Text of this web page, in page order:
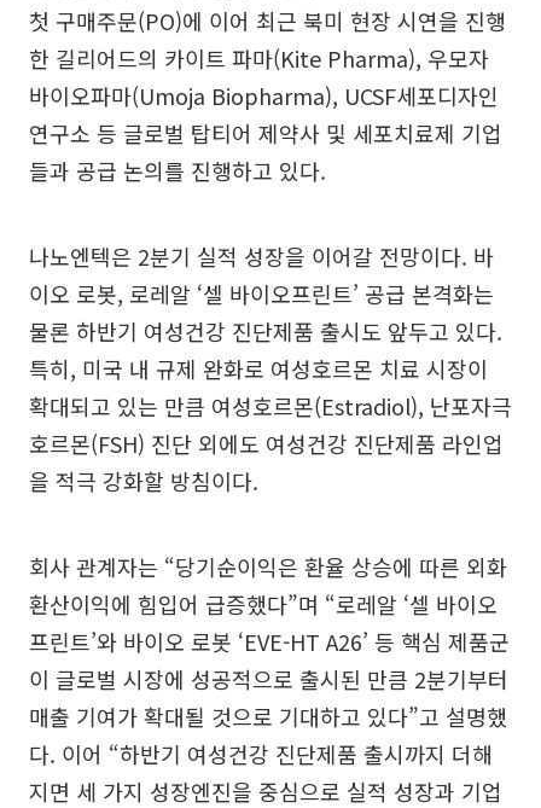
첫 구매주문(PO)에 이어 최근 북미 현장 시연을 진행
한 길리어드의 카이트 파마(Kite Pharma), 우모자
바이오파마(Umoja Biopharma), UCSF세포디자인
연구소 등 글로벌 탑티어 제약사 및 세포치료제 기업
들과 공급 논의를 진행하고 있다.
나노엔텍은 2분기 실적 성장을 이어갈 전망이다. 바
이오 로봇, 로레알 ‘셀 바이오프린트’ 공급 본격화는
물론 하반기 여성건강 진단제품 출시도 앞두고 있다.
특히, 미국 내 규제 완화로 여성호르몬 치료 시장이
확대되고 있는 만큼 여성호르몬(Estradiol), 난포자극
호르몬(FSH) 진단 외에도 여성건강 진단제품 라인업
을 적극 강화할 방침이다.
회사 관계자는 “당기순이익은 환율 상승에 따른 외화
환산이익에 힘입어 급증했다”며 “로레알 ‘셀 바이오
프린트’와 바이오 로봇 ‘EVE-HT A26’ 등 핵심 제품군
이 글로벌 시장에 성공적으로 출시된 만큼 2분기부터
매출 기여가 확대될 것으로 기대하고 있다”고 설명했
다. 이어 “하반기 여성건강 진단제품 출시까지 더해
지면 세 가지 성장엔진을 중심으로 실적 성장과 기업